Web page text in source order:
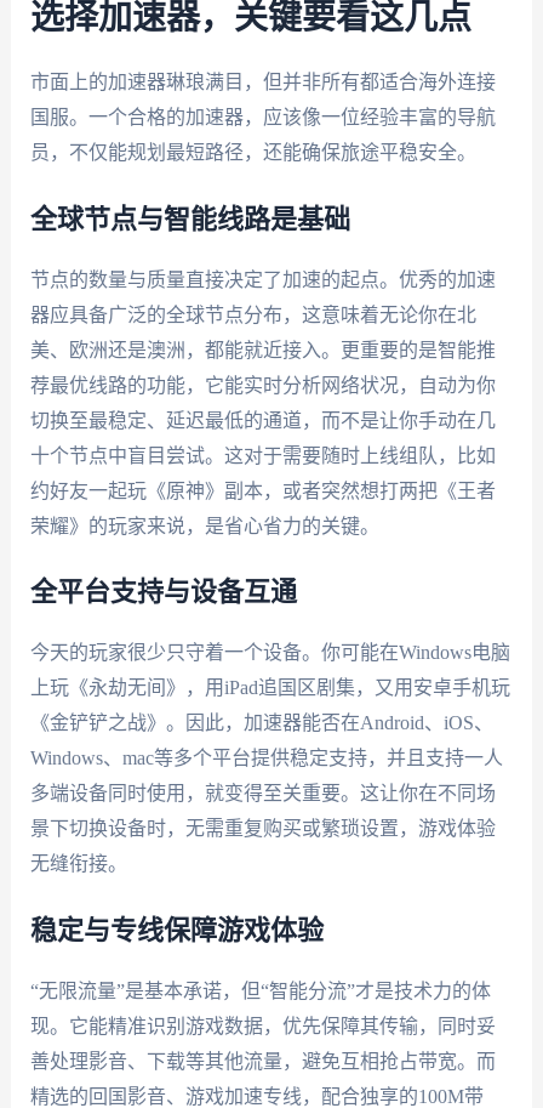
选择加速器，关键要看这几点
市面上的加速器琳琅满目，但并非所有都适合海外连接
国服。一个合格的加速器，应该像一位经验丰富的导航
员，不仅能规划最短路径，还能确保旅途平稳安全。
全球节点与智能线路是基础
节点的数量与质量直接决定了加速的起点。优秀的加速
器应具备广泛的全球节点分布，这意味着无论你在北
美、欧洲还是澳洲，都能就近接入。更重要的是智能推
荐最优线路的功能，它能实时分析网络状况，自动为你
切换至最稳定、延迟最低的通道，而不是让你手动在几
十个节点中盲目尝试。这对于需要随时上线组队，比如
约好友一起玩《原神》副本，或者突然想打两把《王者
荣耀》的玩家来说，是省心省力的关键。
全平台支持与设备互通
今天的玩家很少只守着一个设备。你可能在Windows电脑
上玩《永劫无间》，用iPad追国区剧集，又用安卓手机玩
《金铲铲之战》。因此，加速器能否在Android、iOS、
Windows、mac等多个平台提供稳定支持，并且支持一人
多端设备同时使用，就变得至关重要。这让你在不同场
景下切换设备时，无需重复购买或繁琐设置，游戏体验
无缝衔接。
稳定与专线保障游戏体验
“无限流量”是基本承诺，但“智能分流”才是技术力的体
现。它能精准识别游戏数据，优先保障其传输，同时妥
善处理影音、下载等其他流量，避免互相抢占带宽。而
精选的回国影音、游戏加速专线，配合独享的100M带